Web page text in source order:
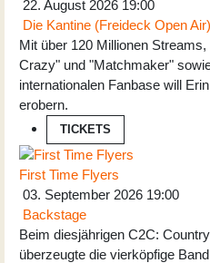
22. August 2026 19:00
Die Kantine (Freideck Open Air)
Mit über 120 Millionen Streams,
Crazy" und "Matchmaker"
internationalen Fanbase will
erobern.
TICKETS
First Time Flyers
03. September 2026 19:00
Backstage
Beim diesjährigen C2C:
überzeugte die vierköpfige